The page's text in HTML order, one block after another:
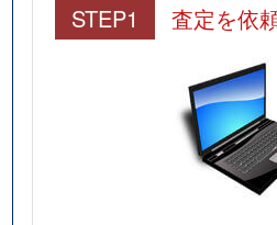
STEP1 査定を依